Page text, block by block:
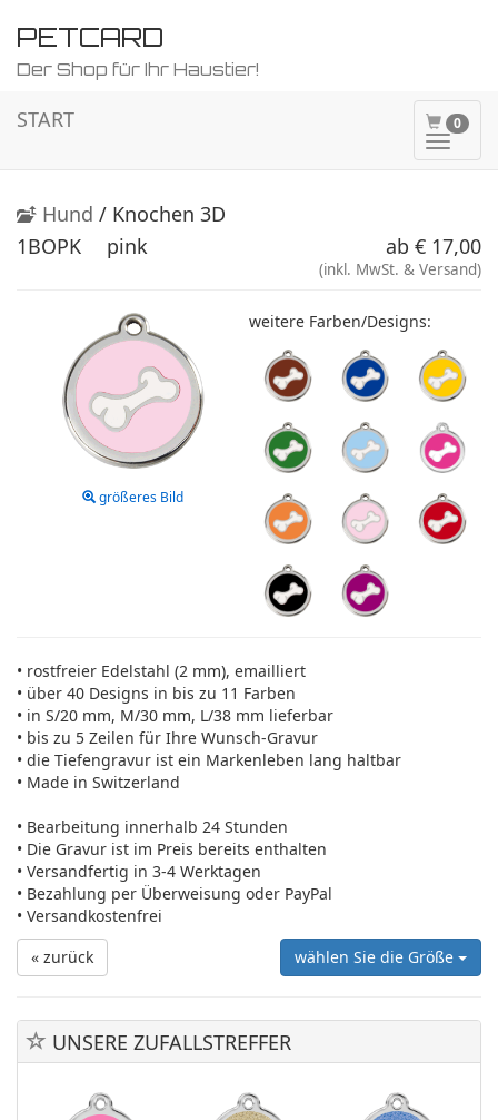
PETCARD
Der Shop für Ihr Haustier!
0
ein-/
START
Hund / Knochen 3D
1BOPK
pink ab € 17,00
(inkl. MwSt. & Versand)
größeres Bild
weitere Farben/Designs:
• rostfreier Edelstahl (2 mm), emailliert
• über 40 Designs in bis zu 11 Farben
• in S/20 mm, M/30 mm, L/38 mm lieferbar
• bis zu 5 Zeilen für Ihre Wunsch-Gravur
• die Tiefengravur ist ein Markenleben lang haltbar
• Made in Switzerland
• Bearbeitung innerhalb 24 Stunden
• Die Gravur ist im Preis bereits enthalten
• Versandfertig in 3-4 Werktagen
• Bezahlung per Überweisung oder PayPal
• Versandkostenfrei
« zurück
wählen Sie die Größe
UNSERE ZUFALLSTREFFER